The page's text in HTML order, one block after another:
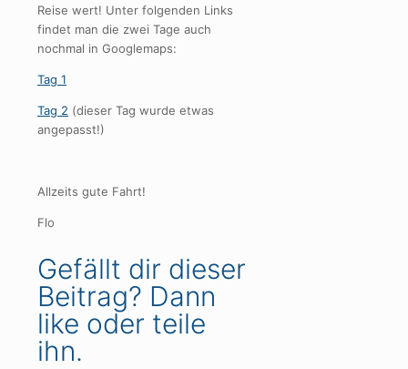
Reise wert! Unter folgenden Links
findet man die zwei Tage auch
nochmal in Googlemaps:
Tag 1
Tag 2 (dieser Tag wurde etwas
angepasst!)
Allzeits gute Fahrt!
Flo
Gefällt dir dieser
Beitrag? Dann
like oder teile
ihn.